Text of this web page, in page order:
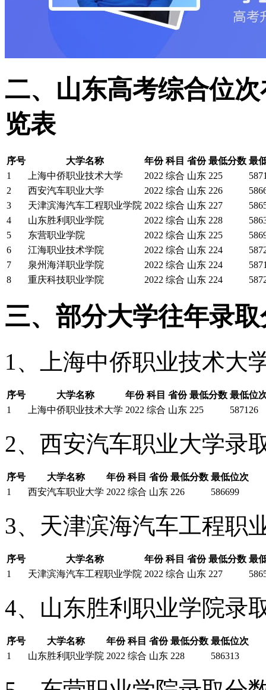
二、山东高考综合位
览表
序号 大学名称 年份 科目 省份 最低分数 最
1
上海中侨职业技术大学 2022 综合 山东 225
2
西安汽车职业大学 2022 综合 山东 226
3
天津滨海汽车工程职业学院 2022 综合 山东 227
4
山东胜利职业学院 2022 综合 山东 228
5
东营职业学院 2022 综合 山东 225
6
江海职业技术学院 2022 综合 山东 224
7
泉州海洋职业学院 2022 综合 山东 224
8
重庆科技职业学院 2022 综合 山东 224
三、部分大学往年录
1、上海中侨职业技术大
序号 大学名称 年份 科目 省份 最低分数 最低位
1
上海中侨职业技术大学 2022 综合 山东 225 587126
2、西安汽车职业大学录
序号 大学名称 年份 科目 省份 最低分数 最低位次
1
西安汽车职业大学 2022 综合 山东 226 586699
3、天津滨海汽车工程职
序号 大学名称 年份 科目 省份 最低分数 最
1
天津滨海汽车工程职业学院 2022 综合 山东 227
4、山东胜利职业学院录
序号 大学名称 年份 科目 省份 最低分数 最低位次
1
山东胜利职业学院 2022 综合 山东 228 586313